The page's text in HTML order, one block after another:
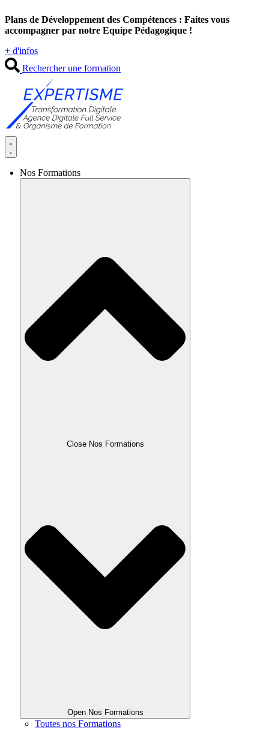
au
contenu
Plans de Développement des Compétences : Faites vous
accompagner par notre Equipe Pédagogique !
+ d'infos
Rechercher une formation
Nos Formations
Close Nos Formations
Open Nos Formations
Toutes nos Formations